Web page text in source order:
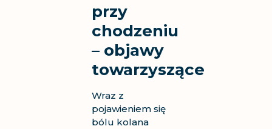
przy
chodzeniu
– objawy
towarzyszące
Wraz z
pojawieniem się
bólu kolana